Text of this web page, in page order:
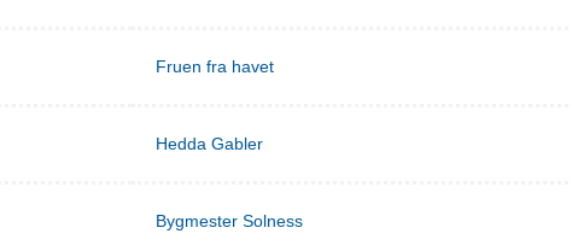
Fruen fra havet
Hedda Gabler
Bygmester Solness